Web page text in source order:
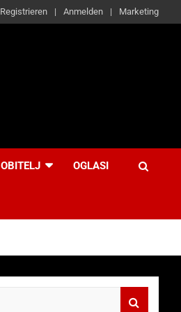
Registrieren Anmelden Marketing
OBITELJ OGLASI